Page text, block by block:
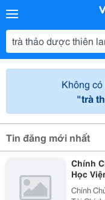
Không
"trà
Tin đăng mới nhất
Chính
Học
Chính